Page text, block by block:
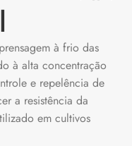
à frio das
à alta concentração
e repelência de
a resistência da
em cultivos